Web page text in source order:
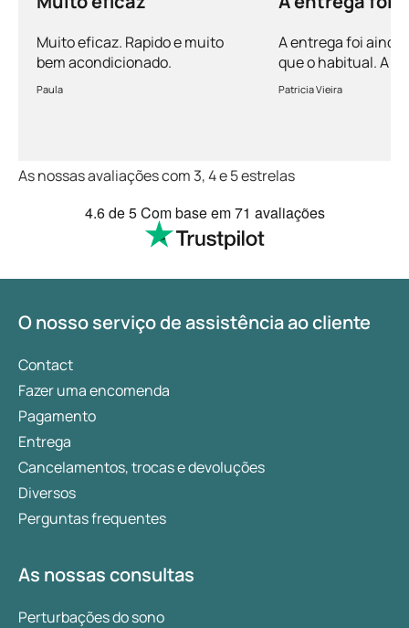
Muito eficaz. Rapido e muito
bem acondicionado.
Paula
A entrega foi ainda
que o habitual. A
vem bem
Patricia Vieira
As nossas avaliações com 3, 4 e 5 estrelas
4.6de 5Com base em71 avaliações
O nosso serviço de assistência ao cliente
Contact
Fazer uma encomenda
Pagamento
Entrega
Cancelamentos, trocas e devoluções
Diversos
Perguntas frequentes
As nossas consultas
Perturbações do sono